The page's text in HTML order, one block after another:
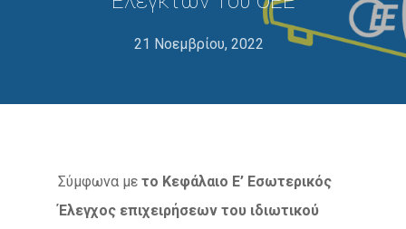
21 Νοεμβρίου, 2022
Σύμφωνα με το Κεφάλαιο Ε’ Εσωτερικός
Έλεγχος επιχειρήσεων του ιδιωτικού